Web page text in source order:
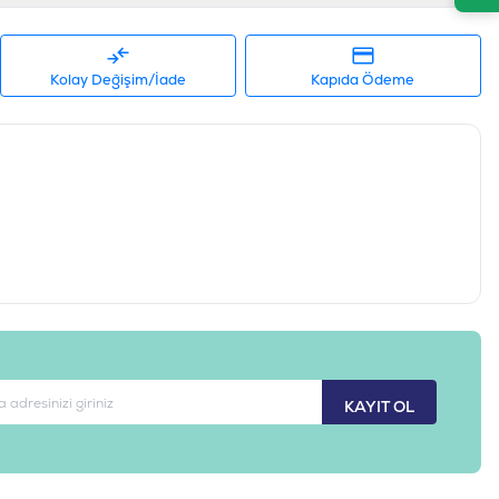
Kolay Değişim/İade Kapıda Ödeme
KAYIT OL